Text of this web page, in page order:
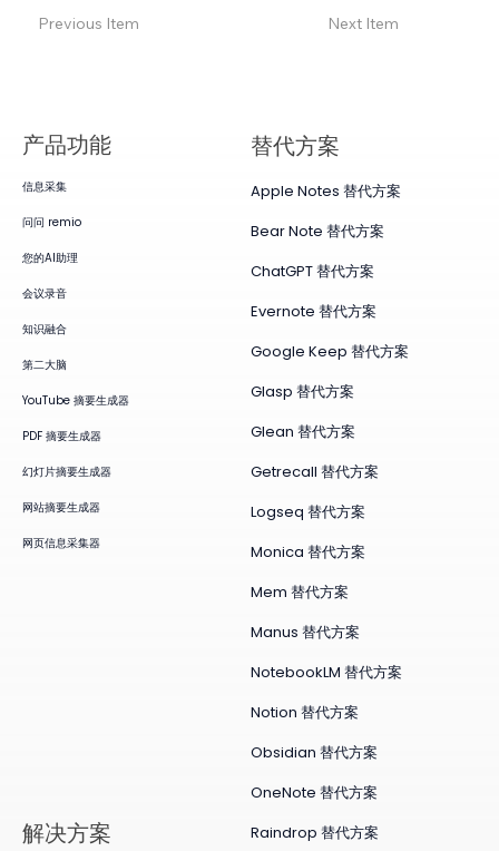
Previous Item Next Item
产品​功能
信息采集
问问 remio
您的AI助理
会议录音
知识融合
第二大脑
YouTube 摘要生成器
PDF 摘要生成器
幻灯片摘要生成器
网站摘要生成器
网页信息采集器
替代方案
Apple Notes 替代方案
Bear Note 替代方案
ChatGPT 替代方案
Evernote 替代方案
Google Keep 替代方案
Glasp 替代方案
Glean 替代方案
Getrecall 替代方案
Logseq 替代方案
Monica 替代方案
Mem 替代方案
Manus 替代方案
NotebookLM 替代方案
Notion 替代方案
Obsidian 替代方案
OneNote 替代方案
Raindrop 替代方案
​解决方案